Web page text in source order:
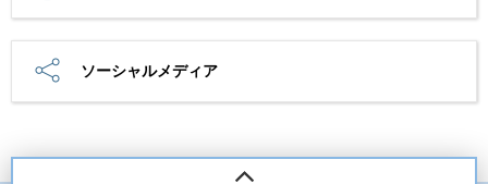
ソーシャルメディア